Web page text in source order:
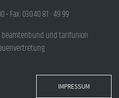
• Fax: 030.40 81 - 49 99
beamtenbund und tarifunion
IMPRESSUM